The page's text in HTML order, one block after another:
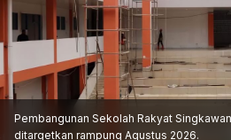
Pembangunan Sekolah Rakyat
ditargetkan rampung Agustus 2026.